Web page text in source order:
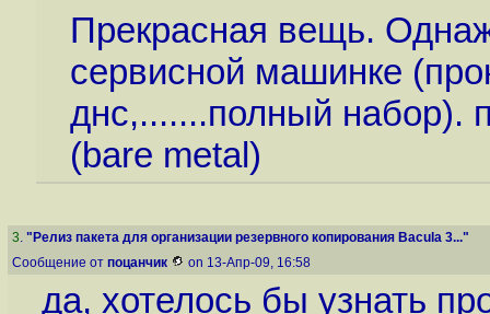
Прекрасная вещь.
сервисной машинке
днс,.......полный набор).
(bare metal)
3. "Релиз пакета для организации резервного копирования Bacula 3..."
Сообщение от поцанчик on 13-Апр-09, 16:58
да, хотелось бы узнать